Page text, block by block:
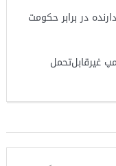
در برابر حکومت
غیرقابل‌تحمل